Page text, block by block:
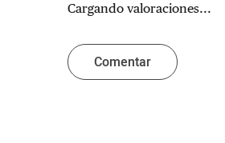
Cargando valoraciones...
Comentar